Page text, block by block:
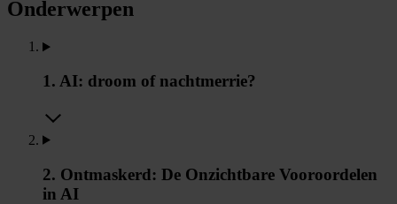
Onderwerpen
1. AI: droom of nachtmerrie?
2. Ontmaskerd: De Onzichtbare Vooroordelen
in AI